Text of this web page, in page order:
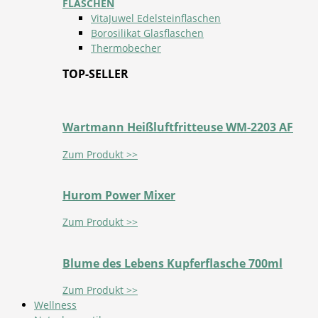
FLASCHEN
VitaJuwel Edelsteinflaschen
Borosilikat Glasflaschen
Thermobecher
TOP-SELLER
Wartmann Heißluftfritteuse WM-2203 AF
Zum Produkt >>
Hurom Power Mixer
Zum Produkt >>
Blume des Lebens Kupferflasche 700ml
Zum Produkt >>
Wellness